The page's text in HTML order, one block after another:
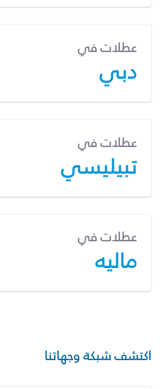
عطلات في
دبي
عطلات في
تبيليسي
عطلات في
ماليه
اكتشف شبكة وجهاتنا